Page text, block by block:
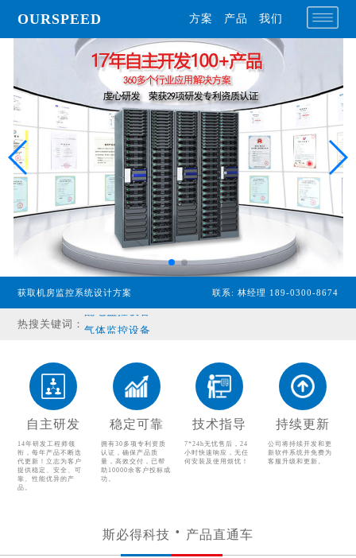
OURSPEED 方案 产品 我们
获取机房监控系统设计方案 联系: 林经理 189-0300-8674
热搜关键词： 专业型主机
漏水检测设备
温湿度传感器
配电监控设备
气体监控设备
其他配件产品
自主研发
14年研发工程师领
衔，每年产品不断迭
代更新！立志为客户
提供稳定、安全、可
靠、性能优异的产
品。
稳定可靠
拥有30多项专利资质
认证，确保产品质
量，高效交付，已帮
助10000余客户投标成
功。
技术指导
7*24h无忧售后，24
小时快速响应，无任
何安装及使用烦忧！
持续更新
公司将持续开发和更
新软件系统并免费为
客服升级和更新。
斯必得科技 产品直通车